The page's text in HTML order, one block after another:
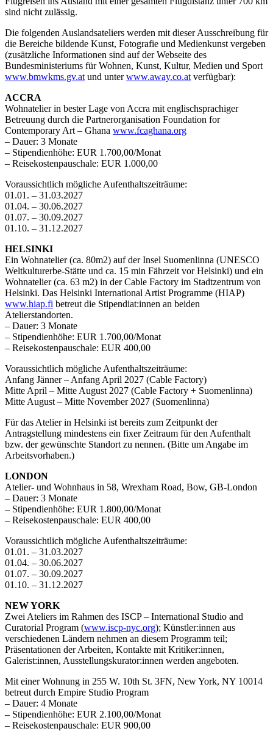
sind nicht zulässig.
Die folgenden Auslandsateliers werden mit dieser Ausschreibung für
die Bereiche bildende Kunst, Fotografie und Medienkunst vergeben
(zusätzliche Informationen sind auf der Webseite des
Bundesministeriums für Wohnen, Kunst, Kultur, Medien und Sport
www.bmwkms.gv.at und unterwww.away.co.at verfügbar):
ACCRA
Wohnatelier in bester Lage von Accra mit englischsprachiger
Betreuung durch die Partnerorganisation Foundation for
Contemporary Art – Ghana www.fcaghana.org
– Dauer: 3 Monate
– Stipendienhöhe: EUR 1.700,00/Monat
– Reisekostenpauschale: EUR 1.000,00
Voraussichtlich mögliche Aufenthaltszeiträume:
01.01. – 31.03.2027
01.04. – 30.06.2027
01.07. – 30.09.2027
01.10. – 31.12.2027
HELSINKI
Ein Wohnatelier (ca. 80m2) auf der Insel Suomenlinna (UNESCO
Weltkulturerbe-Stätte und ca. 15 min Fährzeit vor Helsinki) und ein
Wohnatelier (ca. 63 m2) in der Cable Factory im Stadtzentrum von
Helsinki. Das Helsinki International Artist Programme (HIAP)
www.hiap.fi betreut die Stipendiat:innen an beiden
Atelierstandorten.
– Dauer: 3 Monate
– Stipendienhöhe: EUR 1.700,00/Monat
– Reisekostenpauschale: EUR 400,00
Voraussichtlich mögliche Aufenthaltszeiträume:
Anfang Jänner – Anfang April 2027 (Cable Factory)
Mitte April – Mitte August 2027 (Cable Factory + Suomenlinna)
Mitte August – Mitte November 2027 (Suomenlinna)
Für das Atelier in Helsinki ist bereits zum Zeitpunkt der
Antragstellung mindestens ein fixer Zeitraum für den Aufenthalt
bzw. der gewünschte Standort zu nennen. (Bitte um Angabe im
Arbeitsvorhaben.)
LONDON
Atelier- und Wohnhaus in 58, Wrexham Road, Bow, GB-London
– Dauer: 3 Monate
– Stipendienhöhe: EUR 1.800,00/Monat
– Reisekostenpauschale: EUR 400,00
Voraussichtlich mögliche Aufenthaltszeiträume:
01.01. – 31.03.2027
01.04. – 30.06.2027
01.07. – 30.09.2027
01.10. – 31.12.2027
NEW YORK
Zwei Ateliers im Rahmen des ISCP – International Studio and
Curatorial Program (www.iscp-nyc.org); Künstler:innen aus
verschiedenen Ländern nehmen an diesem Programm teil;
Präsentationen der Arbeiten, Kontakte mit Kritiker:innen,
Galerist:innen, Ausstellungskurator:innen werden angeboten.
Mit einer Wohnung in 255 W. 10th St. 3FN, New York, NY 10014
betreut durch Empire Studio Program
– Dauer: 4 Monate
– Stipendienhöhe: EUR 2.100,00/Monat
– Reisekostenpauschale: EUR 900,00